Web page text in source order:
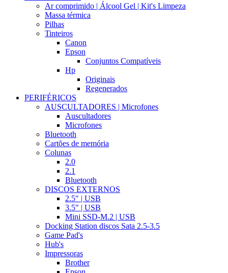
Ar comprimido | Álcool Gel | Kit's Limpeza
Massa térmica
Pilhas
Tinteiros
Canon
Epson
Conjuntos Compatíveis
Hp
Originais
Regenerados
PERIFÉRICOS
AUSCULTADORES | Microfones
Auscultadores
Microfones
Bluetooth
Cartões de memória
Colunas
2.0
2.1
Bluetooth
DISCOS EXTERNOS
2.5" | USB
3.5" | USB
Mini SSD-M.2 | USB
Docking Station discos Sata 2.5-3.5
Game Pad's
Hub's
Impressoras
Brother